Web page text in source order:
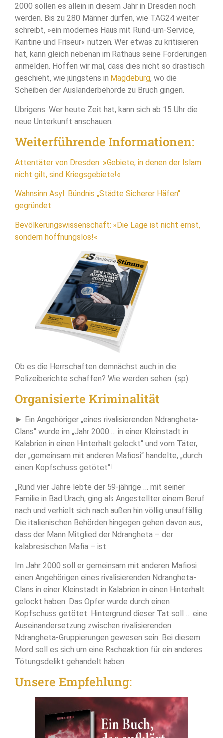
2000 sollen es allein in diesem Jahr in Dresden noch
werden. Bis zu 280 Männer dürfen, wie TAG24 weiter
schreibt, »ein modernes Haus mit Rund-um-Service,
Kantine und Friseur« nutzen. Wer etwas zu kritisieren
hat, kann gleich nebenan im Rathaus seine Forderungen
anmelden. Hoffen wir mal, dass dies nicht so drastisch
geschieht, wie jüngstens in Magdeburg, wo die
Scheiben der Ausländerbehörde zu Bruch gingen.
Übrigens: Wer heute Zeit hat, kann sich ab 15 Uhr die
neue Unterkunft anschauen.
Weiterführende Informationen:
Attentäter von Dresden: »Gebiete, in denen der Islam
nicht gilt, sind Kriegsgebiete!«
Wahnsinn Asyl: Bündnis „Städte Sicherer Häfen“
gegründet
Bevölkerungswissenschaft: »Die Lage ist nicht ernst,
sondern hoffnungslos!«
Ob es die Herrschaften demnächst auch in die
Polizeiberichte schaffen? Wie werden sehen. (sp)
Organisierte Kriminalität
► Ein Angehöriger „eines rivalisierenden Ndrangheta-
Clans“ wurde im „Jahr 2000 … in einer Kleinstadt in
Kalabrien in einen Hinterhalt gelockt“ und vom Täter,
der „gemeinsam mit anderen Mafiosi“ handelte, „durch
einen Kopfschuss getötet“!
„Rund vier Jahre lebte der 59-jährige … mit seiner
Familie in Bad Urach, ging als Angestellter einem Beruf
nach und verhielt sich nach außen hin völlig unauffällig.
Die italienischen Behörden hingegen gehen davon aus,
dass der Mann Mitglied der Ndrangheta – der
kalabresischen Mafia – ist.
Im Jahr 2000 soll er gemeinsam mit anderen Mafiosi
einen Angehörigen eines rivalisierenden Ndrangheta-
Clans in einer Kleinstadt in Kalabrien in einen Hinterhalt
gelockt haben. Das Opfer wurde durch einen
Kopfschuss getötet. Hintergrund dieser Tat soll … eine
Auseinandersetzung zwischen rivalisierenden
Ndrangheta-Gruppierungen gewesen sein. Bei diesem
Mord soll es sich um eine Racheaktion für ein anderes
Tötungsdelikt gehandelt haben.
Unsere Empfehlung: